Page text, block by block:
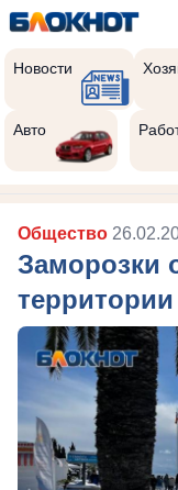
Новости
Авто
Общество
Заморозки